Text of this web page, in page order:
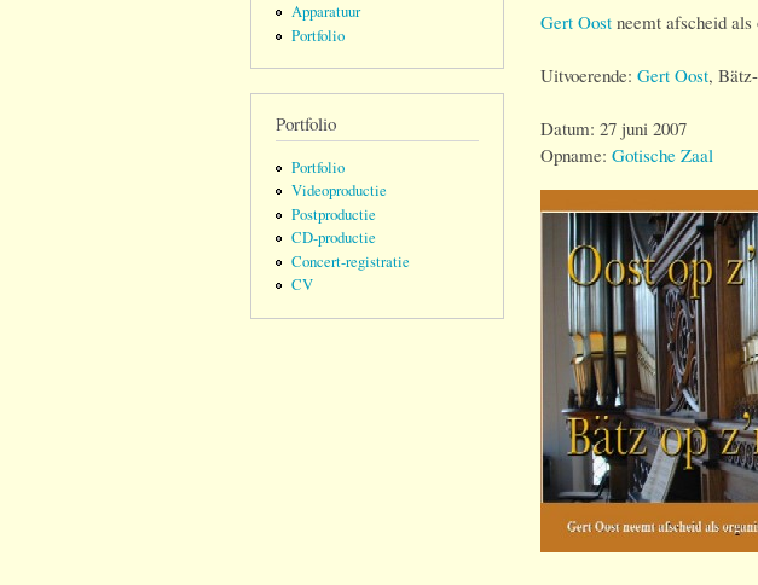
Apparatuur
Portfolio
Portfolio
Portfolio
Videoproductie
Postproductie
CD-productie
Concert-registratie
CV
Gert Oost neemt afscheid als
Uitvoerende: Gert Oost,
Datum: 27 juni 2007
Opname: Gotische Zaal